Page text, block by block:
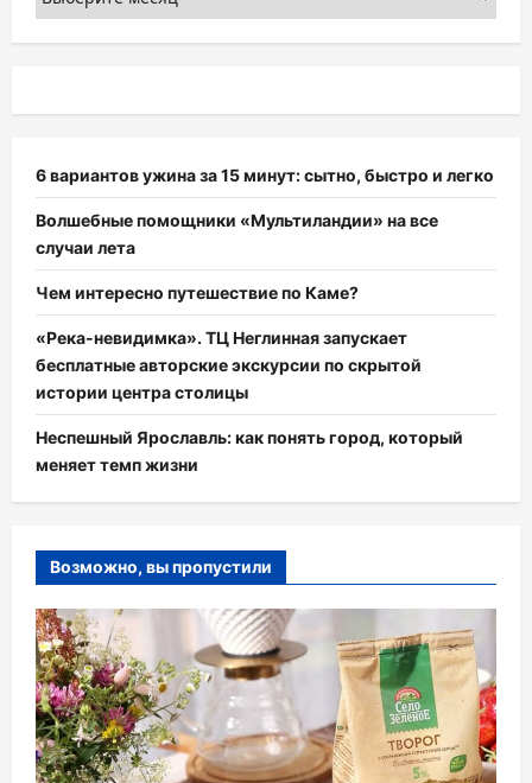
6 вариантов ужина за 15 минут: сытно, быстро и легко
Волшебные помощники «Мультиландии» на все
случаи лета
Чем интересно путешествие по Каме?
«Река-невидимка». ТЦ Неглинная запускает
бесплатные авторские экскурсии по скрытой
истории центра столицы
Неспешный Ярославль: как понять город, который
меняет темп жизни
Возможно, вы пропустили